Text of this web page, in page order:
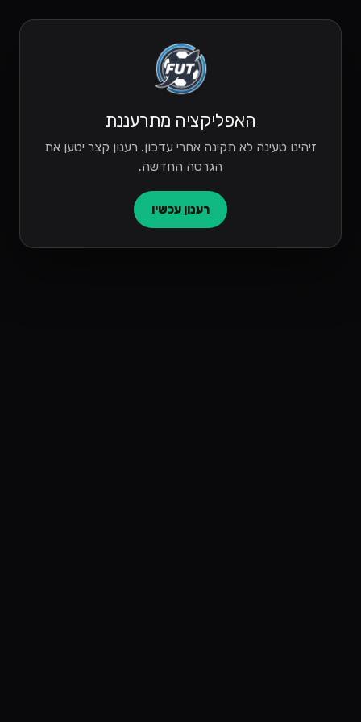
האפליקציה מתרעננת
זיהינו טעינה לא תקינה אחרי עדכון. רענון קצר יטען את
הגרסה החדשה.
רענון עכשיו